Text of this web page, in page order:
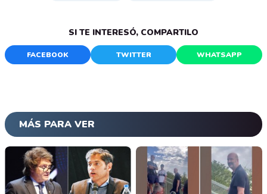
SI TE INTERESÓ, COMPARTILO
FACEBOOK TWITTER WHATSAPP
MÁS PARA VER